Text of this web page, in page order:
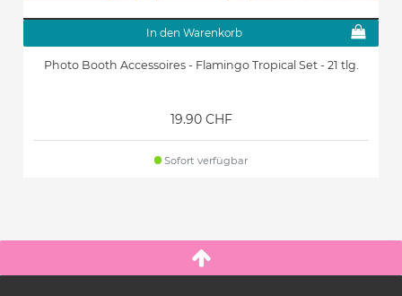
In den Warenkorb
Photo Booth Accessoires - Flamingo Tropical Set - 21 tlg.
19.90 CHF
Sofort verfügbar